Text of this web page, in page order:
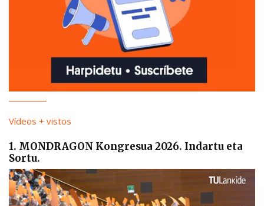
Vídeos + vistos
1. MONDRAGON Kongresua 2026. Indartu eta
Sortu.